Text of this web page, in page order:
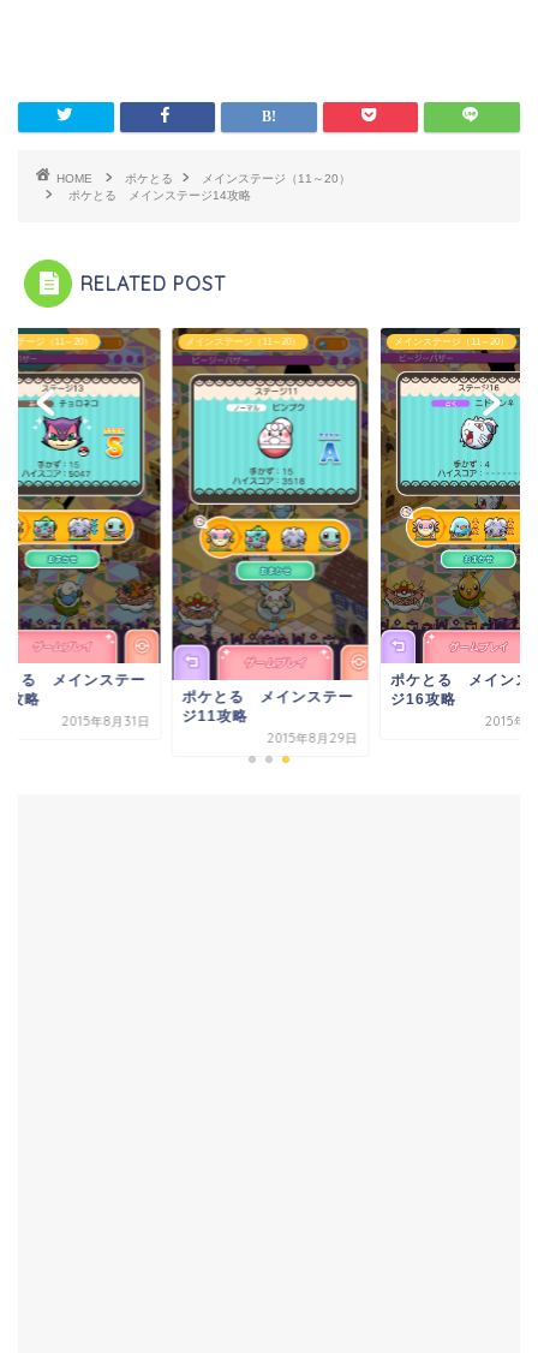
HOME ポケとる
メインステージ（11～20）
ポケとる メインステージ14攻略
RELATED POST
ステージ（11～20）
とる メインステー
攻略
2015年8月31日
メインステージ（11～20）
ポケとる メインステー
ジ11攻略
2015年8月29日
メインステージ（11～20）
ポケとる メインス
ジ16攻略
2015年9